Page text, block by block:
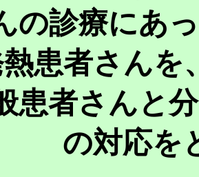
の診療にあ
患者さんを
患者さんと
の対応を